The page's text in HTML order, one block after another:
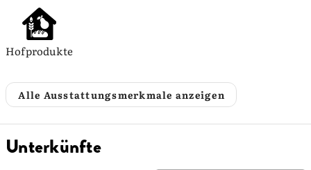
Hofprodukte
Alle Ausstattungsmerkmale anzeigen
Unterkünfte